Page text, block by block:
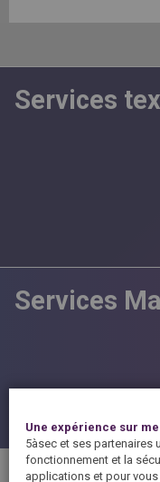
Services
Services
Une expérience sur
5àsec et ses partenaires
fonctionnement et la
applications et pour